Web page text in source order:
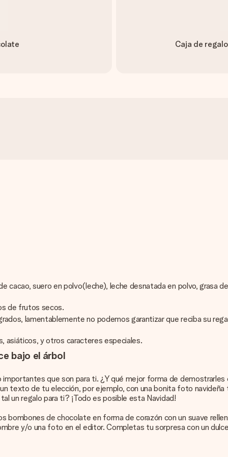
Caja de
cacao, suero en polvo(leche), leche desnatada en polvo, grasa
de frutos secos.
lamentablemente no podemos garantizar que reciba su
asiáticos, y otros caracteres especiales.
bajo el árbol
que son para ti. ¿Y qué mejor forma de
texto de tu elección, por ejemplo, con una bonita foto
un regalo para ti? ¡Todo es posible esta Navidad!
bombones de chocolate en forma de corazón con un suave
y/o una foto en el editor. Completas tu sorpresa con un